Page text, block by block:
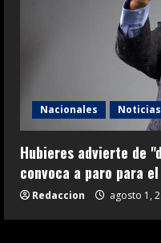
Nacionales Noticias
Hubieres advierte de
convoca a paro para
Redaccion agosto 1,